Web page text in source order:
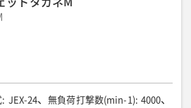
1(回/分)}): 0〜2500
1(回/分)})
ボルト蓄電池
ー 切断能力/パイプ(mm): ー
: JEX-24 無負荷打撃数(min-1): 4000